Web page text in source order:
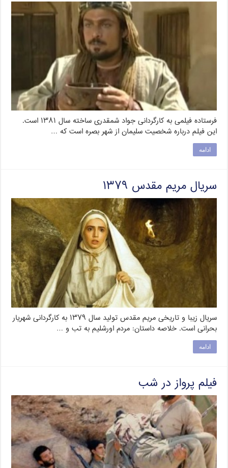
فرستاده فیلمی به کارگردانی جواد شمقدری ساخته سال ۱۳۸۱ است.
این فیلم درباره شخصیت سلیمان از شهر بصره است که …
ادامه
سریال مریم مقدس ۱۳۷۹
سریال زیبا و تاریخی مریم مقدس تولید سال ۱۳۷۹ به کارگردانی شهریار
بحرانی است. خلاصه داستان: مردم اورشلیم به تب و …
ادامه
فیلم پرواز در شب